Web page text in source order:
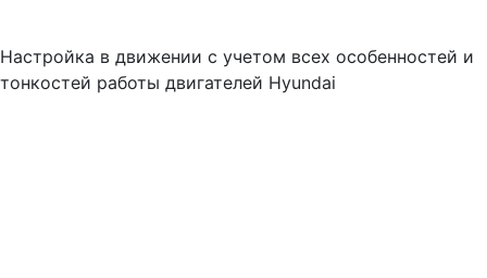
Настройка в движении с учетом всех особенностей и
тонкостей работы двигателей Hyundai